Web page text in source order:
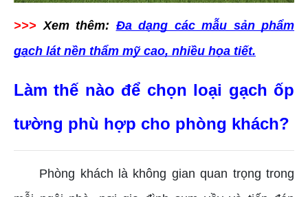
>>> Xem thêm: Đa dạng các mẫu sản phẩm
gạch lát nền thẩm mỹ cao, nhiều họa tiết.
Làm thế nào để chọn loại gạch ốp
tường phù hợp cho phòng khách?
Phòng khách là không gian quan trọng trong